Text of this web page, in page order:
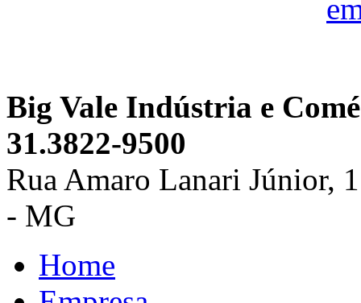
Big Vale Indústria e
31.3822-9500
Rua Amaro Lanari Júnior,
- MG
Home